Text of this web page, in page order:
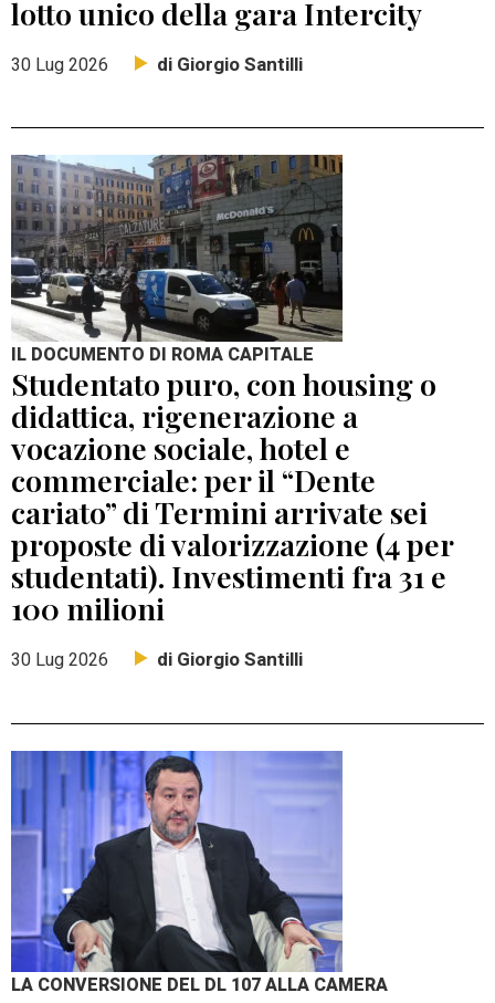
lotto unico della gara Intercity
30 Lug 2026 di Giorgio Santilli
IL DOCUMENTO DI ROMA CAPITALE
Studentato puro, con housing o
didattica, rigenerazione a
vocazione sociale, hotel e
commerciale: per il “Dente
cariato” di Termini arrivate sei
proposte di valorizzazione (4 per
studentati). Investimenti fra 31 e
100 milioni
30 Lug 2026 di Giorgio Santilli
LA CONVERSIONE DEL DL 107 ALLA CAMERA